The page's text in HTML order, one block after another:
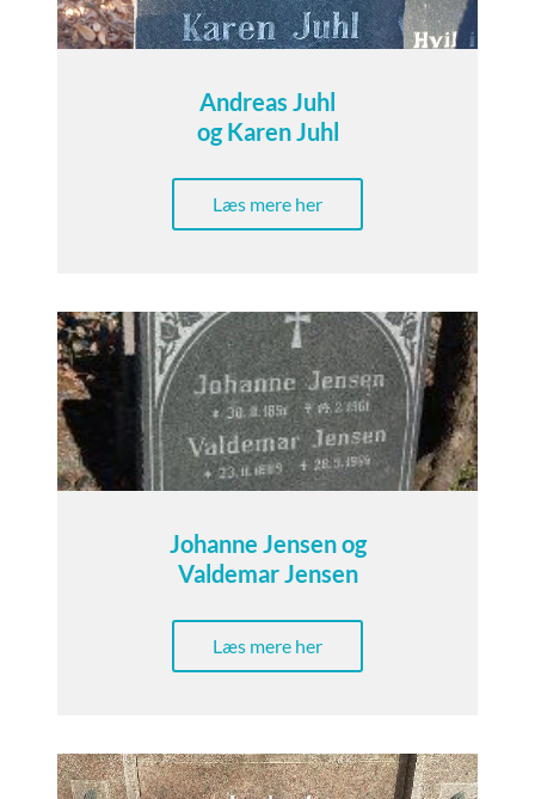
Andreas Juhl
og Karen Juhl
Læs mere her
Johanne Jensen og
Valdemar Jensen
Læs mere her